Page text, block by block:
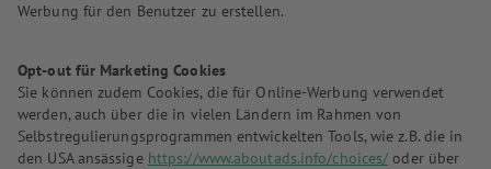
Werbung für den Benutzer zu erstellen.
Opt-out für Marketing Cookies
Sie können zudem Cookies, die für Online-Werbung verwendet
werden, auch über die in vielen Ländern im Rahmen von
Selbstregulierungsprogrammen entwickelten Tools, wie z.B. die in
den USA ansässige https://www.aboutads.info/choices/ oder über